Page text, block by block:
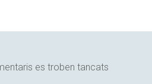
es troben tancats